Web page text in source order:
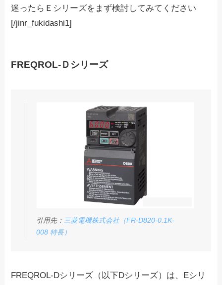
迷ったらＥシリーズをまず検討してみてください
[/jinr_fukidashi1]
FREQROL-Ｄシリーズ
引用先：三菱電機株式会社（FR-D820-0.1K-
008 特長）
FREQROL-Dシリーズ（以下Dシリーズ）は、Eシリ